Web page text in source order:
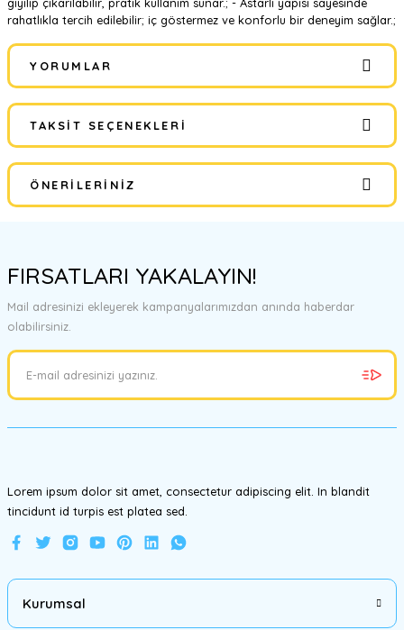
rahatlıkla tercih edilebilir; iç göstermez ve konforlu bir deneyim sağlar.;
YORUMLAR
Bu ürüne ilk yorumu siz yapın!
Yorum Yaz
TAKSIT SEÇENEKLERI
ÖNERILERINIZ
tarafımıza iletebilirsiniz.
Görüş ve önerileriniz için teşekkür ederiz.
Ürün resmi kalitesiz, bozuk veya görüntülenemiyor.
Ürün bilgilerinde hatalar bulunuyor.
FIRSATLARI YAKALAYIN!
Mail adresinizi ekleyerek kampanyalarımızdan anında haberdar
olabilirsiniz.
Lorem ipsum dolor sit amet, consectetur adipiscing elit. In blandit
tincidunt id turpis est platea sed.
Kurumsal